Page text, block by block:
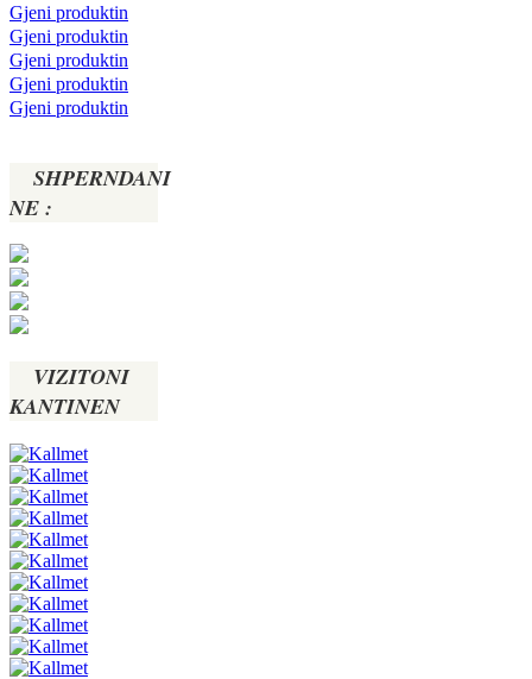
Gjeni produktin
Gjeni produktin
Gjeni produktin
Gjeni produktin
Gjeni produktin
SHPERNDANI
NE :
VIZITONI
KANTINEN